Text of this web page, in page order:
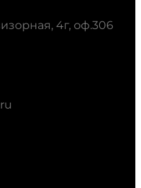
4г, оф.306